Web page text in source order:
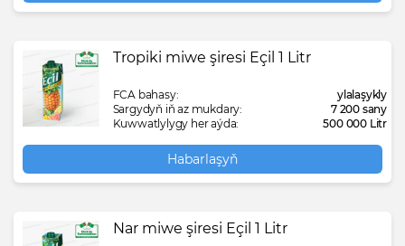
Tropiki miwe şiresi Eçil 1 Litr
FCA bahasy:
ylalaşykly
Sargydyň iň az mukdary:
7 200 sany
Kuwwatlylygy her aýda:
500 000 Litr
Habarlaşyň
Nar miwe şiresi Eçil 1 Litr